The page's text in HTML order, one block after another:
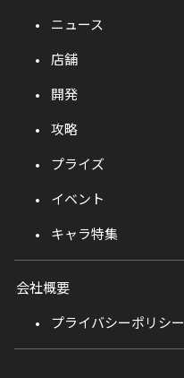
ニュース
店舗
開発
攻略
プライズ
イベント
キャラ特集
会社概要
プライバシーポリシー